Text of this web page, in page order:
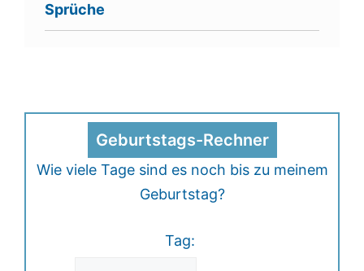
Sprüche
Geburtstags-Rechner
Wie viele Tage sind es noch bis zu meinem
Geburtstag?
Tag: